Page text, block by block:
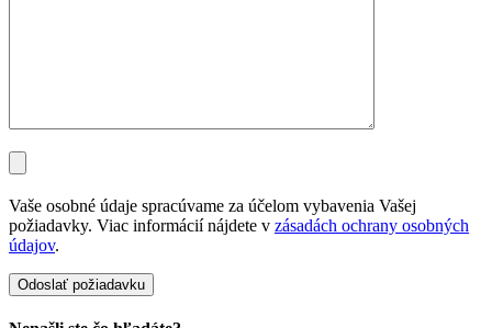
Vaše osobné údaje spracúvame za účelom vybavenia Vašej
požiadavky. Viac informácií nájdete v zásadách ochrany osobných
údajov.